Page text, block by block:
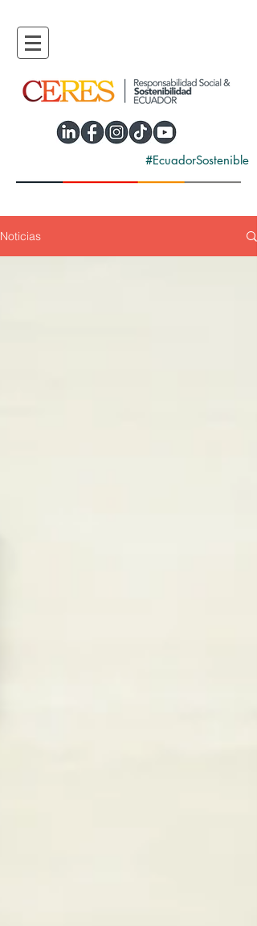
#EcuadorSostenible
Noticias